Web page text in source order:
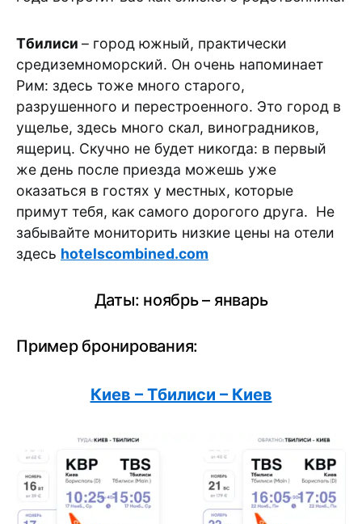
Тбилиси – город южный, практически
средиземноморский. Он очень напоминает
Рим: здесь тоже много старого,
разрушенного и перестроенного. Это город в
ущелье, здесь много скал, виноградников,
ящериц. Скучно не будет никогда: в первый
же день после приезда можешь уже
оказаться в гостях у местных, которые
примут тебя, как самого дорогого друга. Не
забывайте мониторить низкие цены на отели
здесь hotelscombined.com
Даты: ноябрь – январь
Пример бронирования:
Киев – Тбилиси – Киев